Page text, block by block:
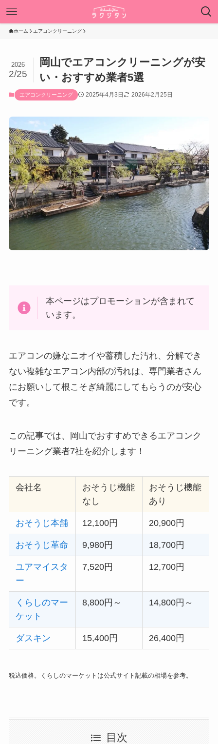
ホーム エアコンクリーニング
岡山でエアコンクリーニングが安
い・おすすめ業者5選
2026
2/25
エアコンクリーニング 2025年4月3日 2026年2月25日
本ページはプロモーションが含まれて
います。
エアコンの嫌なニオイや蓄積した汚れ、分解でき
ない複雑なエアコン内部の汚れは、専門業者さん
にお願いして根こそぎ綺麗にしてもらうのが安心
です。
この記事では、岡山でおすすめできるエアコンク
リーニング業者7社を紹介します！
会社名
おそうじ機能
なし
おそうじ機能
あり
おそうじ本舗 12,100円 20,900円
おそうじ革命 9,980円 18,700円
ユアマイスタ
ー
7,520円 12,700円
くらしのマー
ケット
8,800円～ 14,800円～
ダスキン 15,400円 26,400円
税込価格。くらしのマーケットは公式サイト記載の相場を参考。
目次